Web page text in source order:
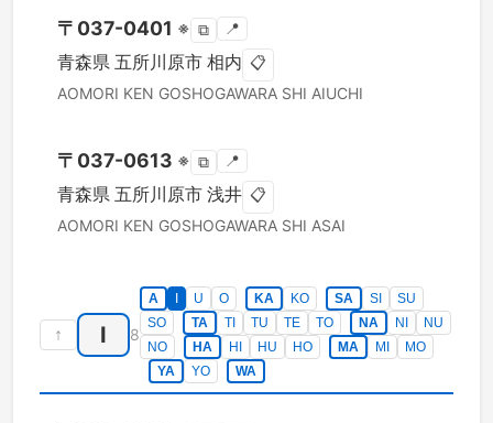
〒 037-0401 ※ ⧉ 📍
青森県 五所川原市 相内 📋
AOMORI KEN GOSHOGAWARA SHI AIUCHI
〒 037-0613 ※ ⧉ 📍
青森県 五所川原市 浅井 📋
AOMORI KEN GOSHOGAWARA SHI ASAI
↑ I 8
A U O KA KO SA SI
SU
SO
TA TI TU TE TO NA NI
NU
NO
HA HI HU HO MA MI
MO
YA
YO WA